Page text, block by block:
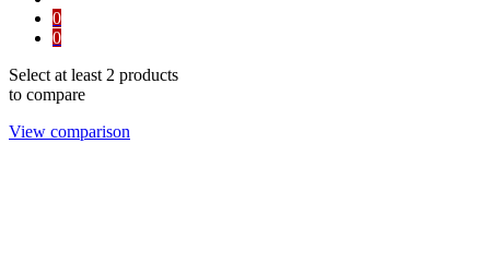
0
0
Select at least 2 products
to compare
View comparison